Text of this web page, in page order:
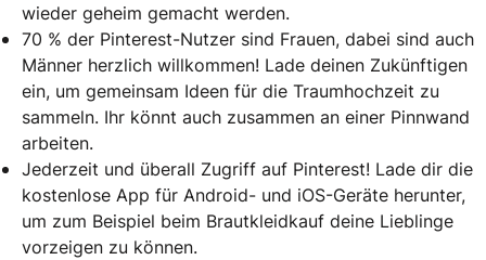
wieder geheim gemacht werden.
70 % der Pinterest-Nutzer sind Frauen, dabei sind auch
Männer herzlich willkommen! Lade deinen Zukünftigen
ein, um gemeinsam Ideen für die Traumhochzeit zu
sammeln. Ihr könnt auch zusammen an einer Pinnwand
arbeiten.
Jederzeit und überall Zugriff auf Pinterest! Lade dir die
kostenlose App für Android- und iOS-Geräte herunter,
um zum Beispiel beim Brautkleidkauf deine Lieblinge
vorzeigen zu können.